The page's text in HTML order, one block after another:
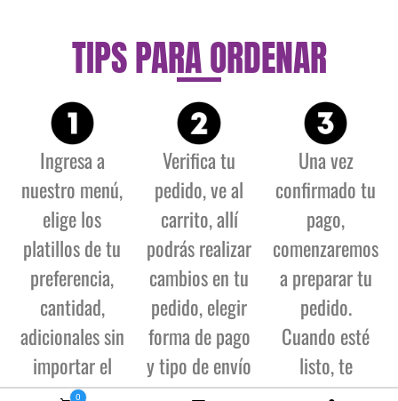
TIPS PARA ORDENAR
Ingresa a
nuestro menú,
elige los
platillos de tu
preferencia,
cantidad,
adicionales sin
importar el
pedido
Verifica tu
pedido, ve al
carrito, allí
podrás realizar
cambios en tu
pedido, elegir
forma de pago
y tipo de envío
(recogida o
Una vez
confirmado tu
pago,
comenzaremos
a preparar tu
pedido.
Cuando esté
listo, te
avisaremos y
0